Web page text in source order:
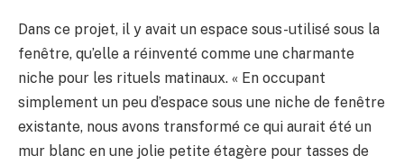
Dans ce projet, il y avait un espace sous-utilisé sous la
fenêtre, qu’elle a réinventé comme une charmante
niche pour les rituels matinaux. « En occupant
simplement un peu d’espace sous une niche de fenêtre
existante, nous avons transformé ce qui aurait été un
mur blanc en une jolie petite étagère pour tasses de